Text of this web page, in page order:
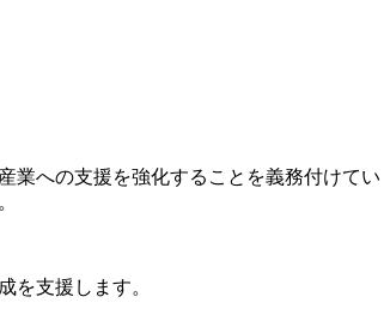
業への支援を強化することを義務付けてい
を支援します。